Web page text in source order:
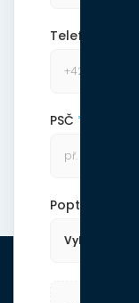
Telefonní číslo
PSČ
Poptávám